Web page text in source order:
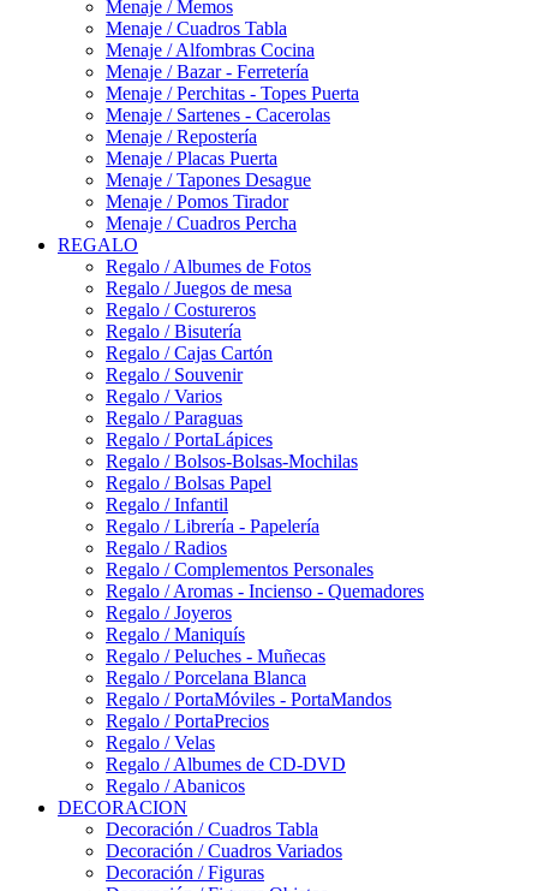
Menaje / Memos
Menaje / Cuadros Tabla
Menaje / Alfombras Cocina
Menaje / Bazar - Ferretería
Menaje / Perchitas - Topes Puerta
Menaje / Sartenes - Cacerolas
Menaje / Repostería
Menaje / Placas Puerta
Menaje / Tapones Desague
Menaje / Pomos Tirador
Menaje / Cuadros Percha
REGALO
Regalo / Albumes de Fotos
Regalo / Juegos de mesa
Regalo / Costureros
Regalo / Bisutería
Regalo / Cajas Cartón
Regalo / Souvenir
Regalo / Varios
Regalo / Paraguas
Regalo / PortaLápices
Regalo / Bolsos-Bolsas-Mochilas
Regalo / Bolsas Papel
Regalo / Infantil
Regalo / Librería - Papelería
Regalo / Radios
Regalo / Complementos Personales
Regalo / Aromas - Incienso - Quemadores
Regalo / Joyeros
Regalo / Maniquís
Regalo / Peluches - Muñecas
Regalo / Porcelana Blanca
Regalo / PortaMóviles - PortaMandos
Regalo / PortaPrecios
Regalo / Velas
Regalo / Albumes de CD-DVD
Regalo / Abanicos
DECORACION
Decoración / Cuadros Tabla
Decoración / Cuadros Variados
Decoración / Figuras